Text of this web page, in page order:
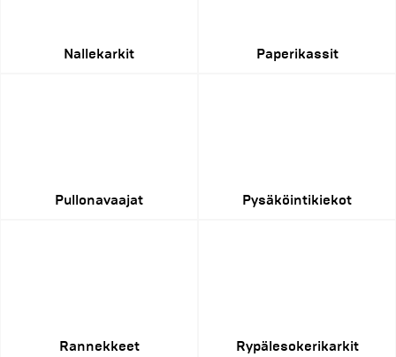
Nallekarkit Paperikassit
Pullonavaajat Pysäköintikiekot
Rannekkeet Rypälesokerikarkit